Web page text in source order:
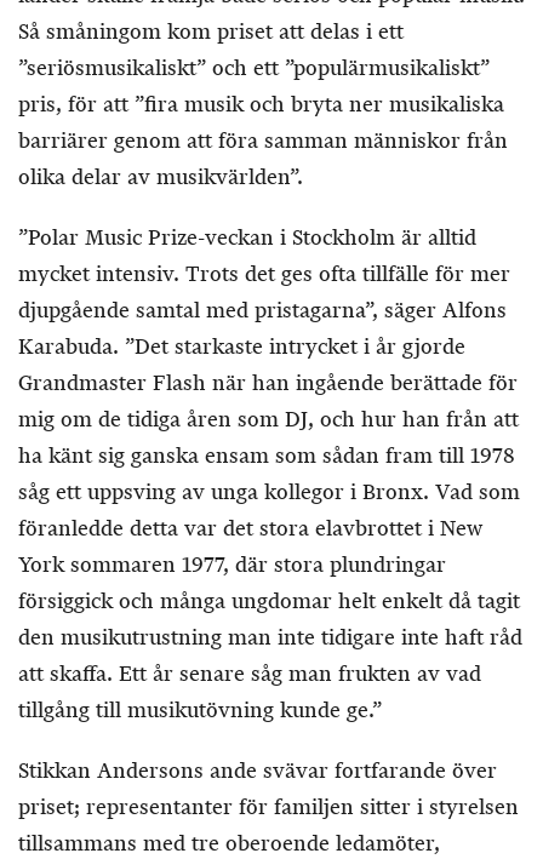
Så småningom kom priset att delas i ett
”seriösmusikaliskt” och ett ”populärmusikaliskt”
pris, för att ”fira musik och bryta ner musikaliska
barriärer genom att föra samman människor från
olika delar av musikvärlden”.
”Polar Music Prize-veckan i Stockholm är alltid
mycket intensiv. Trots det ges ofta tillfälle för mer
djupgående samtal med pristagarna”, säger Alfons
Karabuda. ”Det starkaste intrycket i år gjorde
Grandmaster Flash när han ingående berättade för
mig om de tidiga åren som DJ, och hur han från att
ha känt sig ganska ensam som sådan fram till 1978
såg ett uppsving av unga kollegor i Bronx. Vad som
föranledde detta var det stora elavbrottet i New
York sommaren 1977, där stora plundringar
försiggick och många ungdomar helt enkelt då tagit
den musikutrustning man inte tidigare inte haft råd
att skaffa. Ett år senare såg man frukten av vad
tillgång till musikutövning kunde ge.”
Stikkan Andersons ande svävar fortfarande över
priset; representanter för familjen sitter i styrelsen
tillsammans med tre oberoende ledamöter,